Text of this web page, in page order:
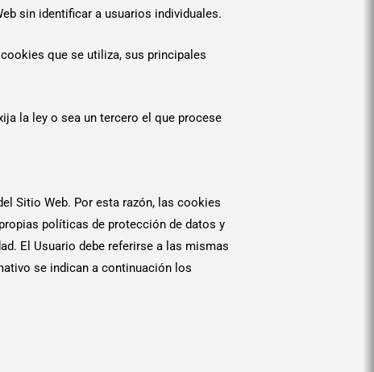
sin identificar a usuarios individuales.
que se utiliza, sus principales
la ley o sea un tercero el que procese
Sitio Web. Por esta razón, las cookies
políticas de protección de datos y
El Usuario debe referirse a las mismas
se indican a continuación los